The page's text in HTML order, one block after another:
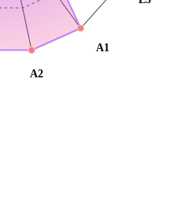
A1
A2